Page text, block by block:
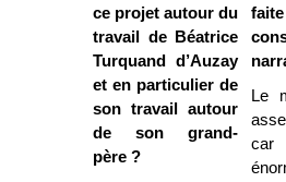
ce projet autour du
travail de Béatrice
Turquand d’Auzay
et en particulier de
son travail autour
de son grand-
père ?
Le